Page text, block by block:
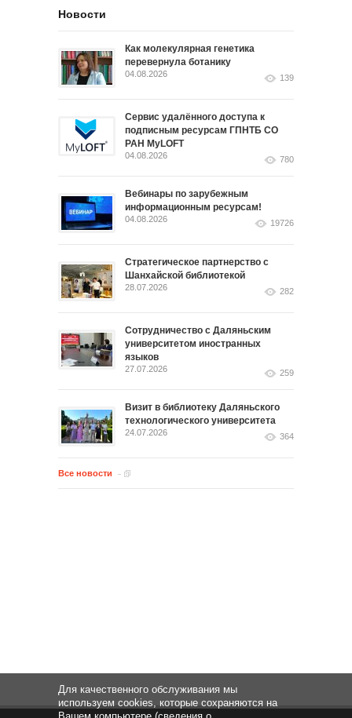
Новости
Как молекулярная генетика
перевернула ботанику
04.08.2026 139
Сервис удалённого доступа к
подписным ресурсам ГПНТБ СО
РАН MyLOFT
04.08.2026 780
Вебинары по зарубежным
информационным ресурсам!
04.08.2026 19726
Стратегическое партнерство с
Шанхайской библиотекой
28.07.2026 282
Сотрудничество с Даляньским
университетом иностранных
языков
27.07.2026 259
Визит в библиотеку Даляньского
технологического университета
24.07.2026 364
Все новости
Для качественного обслуживания мы
используем cookies, которые сохраняются на